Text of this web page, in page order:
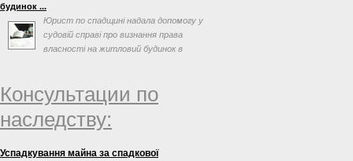
будинок ...
Юрист по спадщині надала допомогу у
судовій справі про визнання права
власності на житловий будинок в
Консультации по
наследству:
Успадкування майна за спадкової